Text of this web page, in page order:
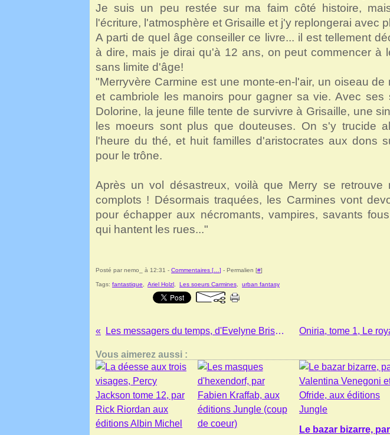
Je suis un peu restée sur ma faim côté histoire,
l'écriture, l'atmosphère et Grisaille et j'y replongerai avec
A parti de quel âge conseiller ce livre... il est tellement
à dire, mais je dirai qu'à 12 ans, on peut commencer à
sans limite d'âge!
"Merryvère Carmine est une monte-en-l'air, un oiseau de
et cambriole les manoirs pour gagner sa vie. Avec ses
Dolorine, la jeune fille tente de survivre à Grisaille, une
les moeurs sont plus que douteuses. On s'y trucide
l'heure du thé, et huit familles d'aristocrates aux dons
pour le trône.
Après un vol désastreux, voilà que Merry se
complots ! Désormais traquées, les Carmines vont
pour échapper aux nécromants, vampires, savants
qui hantent les rues..."
Posté par nemo_ à 12:31 - Commentaires [ ] - Permalien [#]
Tags: fantastique Ariel Holzl Les soeurs Carmines urban fantasy
Les messagers du temps, d'Evelyne Brisou-Pellen
Vous aimerez aussi :
Le bazar bizarre, par